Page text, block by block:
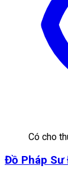
Có cho
Đồ Pháp Sư